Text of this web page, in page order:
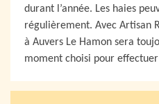
durant l’année. Les haies
régulièrement. Avec Artisan
à Auvers Le Hamon sera
moment choisi pour